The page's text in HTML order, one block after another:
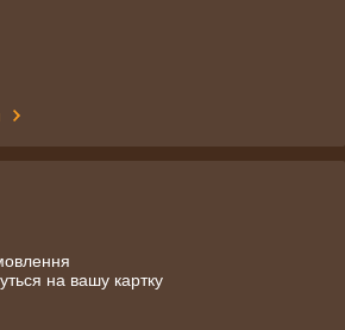
на вашу картку